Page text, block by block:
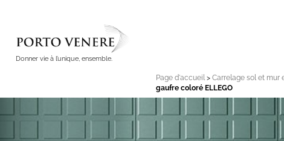
Donner vie à l’unique, ensemble.
Page d'accueil >Carrelage sol et mur
gaufre coloré ELLEGO